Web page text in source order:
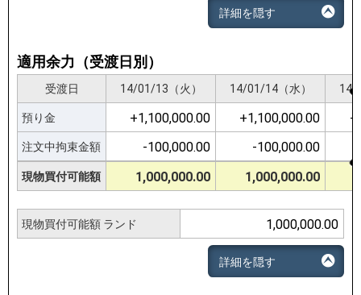
詳細を隠す
適用余力（受渡日別）
受渡日 14/01/13（火） 14/01/14（水） 14/
預り金 +1,100,000.00 +1,100,000.00
注文中拘束金額 -100,000.00 -100,000.00
現物買付可能額 1,000,000.00 1,000,000.00
受渡日 14/01/13（火） 14/01/14（水） 14/
預り金 +1,100,000.00 +1,100,000.00
注文中拘束金額 -100,000.00 -100,000.00
現物買付可能額 1,000,000.00 1,000,000.00
現物買付可能額 ランド 1,000,000.00
詳細を隠す